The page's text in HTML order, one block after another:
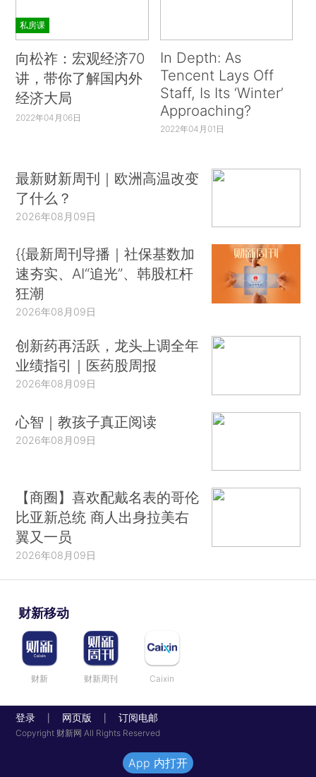
私房课
向松祚：宏观经济70
讲，带你了解国内外
经济大局
2022年04月06日
In Depth: As
Tencent Lays Off
Staff, Is Its ‘Winter’
Approaching?
2022年04月01日
最新财新周刊｜欧洲高温改变
了什么？
2026年08月09日
{{最新周刊导播｜社保基数加
速夯实、AI“追光”、韩股杠杆
狂潮
2026年08月09日
创新药再活跃，龙头上调全年
业绩指引｜医药股周报
2026年08月09日
心智｜教孩子真正阅读
2026年08月09日
【商圈】喜欢配戴名表的哥伦
比亚新总统 商人出身拉美右
翼又一员
2026年08月09日
财新移动
财新 财新周刊 Caixin
登录 网页版 订阅电邮
Copyright 财新网 All Rights Reserved
App 内打开